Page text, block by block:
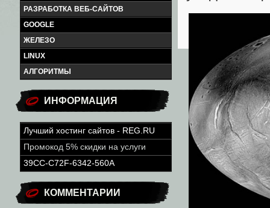
РАЗРАБОТКА ВЕБ-САЙТОВ
GOOGLE
ЖЕЛЕЗО
LINUX
АЛГОРИТМЫ
ИНФОРМАЦИЯ
Лучший хостинг сайтов - REG.RU
Промокод 5% скидки на услуги
39CC-C72F-6342-560A
КОММЕНТАРИИ